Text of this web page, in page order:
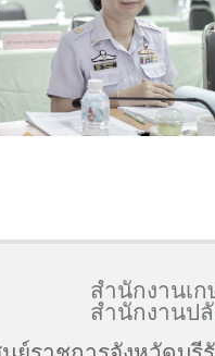
สำนักงานเ
สำนักงานป